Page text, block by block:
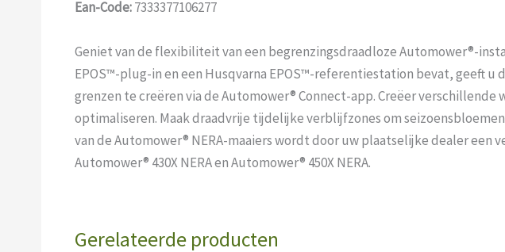
Ean-Code:7333377106277
Geniet van de flexibiliteit van een begrenzingsdraadloze Automower®-
EPOS™-plug-in en een Husqvarna EPOS™-referentiestation bevat, geeft
grenzen te creëren via de Automower® Connect-app. Creëer
optimaliseren. Maak draadvrije tijdelijke verblijfzones om
van de Automower® NERA-maaiers wordt door uw plaatselijke dealer
Automower® 430X NERA en Automower® 450X NERA.
Gerelateerde producten